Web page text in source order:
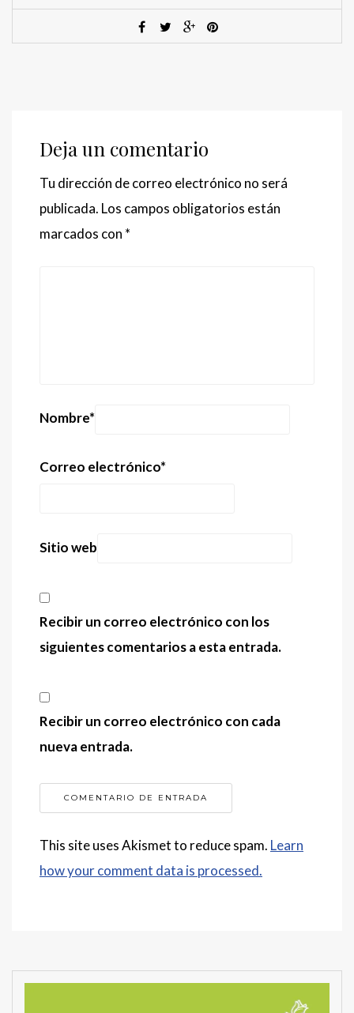
Deja un comentario
Tu dirección de correo electrónico no será
publicada. Los campos obligatorios están
marcados con *
Nombre*
Correo electrónico*
Sitio web
Recibir un correo electrónico con los
siguientes comentarios a esta entrada.
Recibir un correo electrónico con cada
nueva entrada.
This site uses Akismet to reduce spam. Learn
how your comment data is processed.